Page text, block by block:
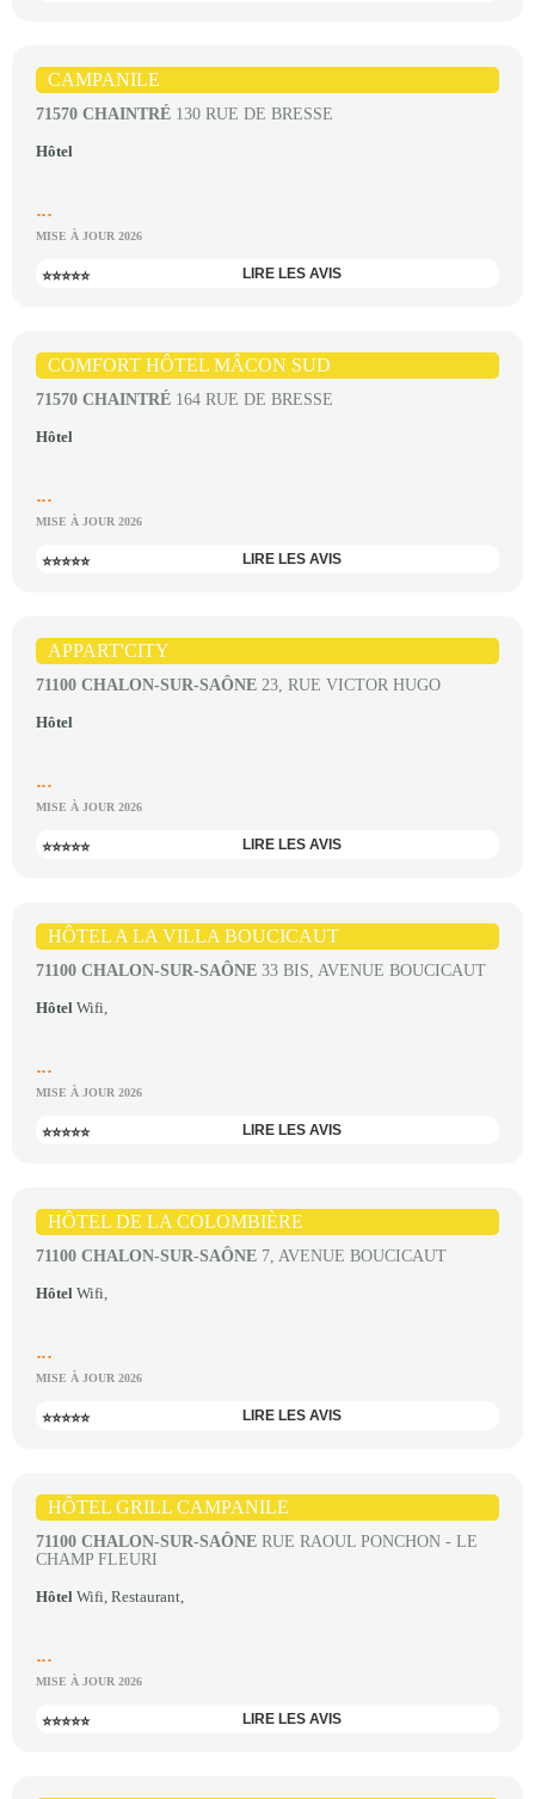
CAMPANILE
71570 CHAINTRÉ 130 RUE DE BRESSE
Hôtel
...
MISE À JOUR 2026
⭐⭐⭐⭐⭐ LIRE LES AVIS
COMFORT HÔTEL MÂCON SUD
71570 CHAINTRÉ 164 RUE DE BRESSE
Hôtel
...
MISE À JOUR 2026
⭐⭐⭐⭐⭐ LIRE LES AVIS
APPART'CITY
71100 CHALON-SUR-SAÔNE 23, RUE VICTOR HUGO
Hôtel
...
MISE À JOUR 2026
⭐⭐⭐⭐⭐ LIRE LES AVIS
HÔTEL A LA VILLA BOUCICAUT
71100 CHALON-SUR-SAÔNE 33 BIS, AVENUE BOUCICAUT
Hôtel Wifi,
...
MISE À JOUR 2026
⭐⭐⭐⭐⭐ LIRE LES AVIS
HÔTEL DE LA COLOMBIÈRE
71100 CHALON-SUR-SAÔNE 7, AVENUE BOUCICAUT
Hôtel Wifi,
...
MISE À JOUR 2026
⭐⭐⭐⭐⭐ LIRE LES AVIS
HÔTEL GRILL CAMPANILE
71100 CHALON-SUR-SAÔNE RUE RAOUL PONCHON - LE
CHAMP FLEURI
Hôtel Wifi, Restaurant,
...
MISE À JOUR 2026
⭐⭐⭐⭐⭐ LIRE LES AVIS